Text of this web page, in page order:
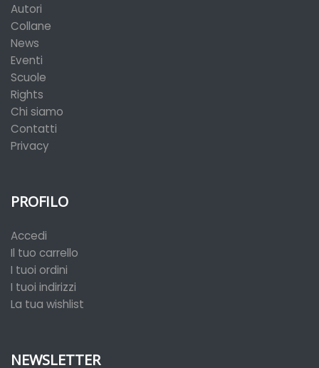
Autori
Collane
News
Eventi
Scuole
Rights
Chi siamo
Contatti
Privacy
PROFILO
Accedi
Il tuo carrello
I tuoi ordini
I tuoi indirizzi
La tua wishlist
NEWSLETTER